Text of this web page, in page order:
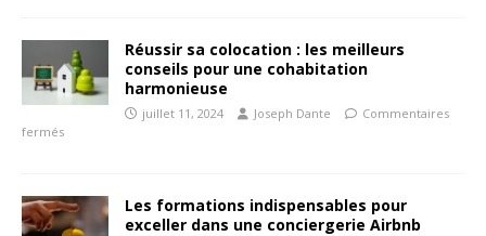
Réussir sa colocation : les meilleurs
conseils pour une cohabitation
harmonieuse
juillet 11, 2024 Joseph Dante
Commentaires
fermés
Les formations indispensables pour
exceller dans une conciergerie Airbnb